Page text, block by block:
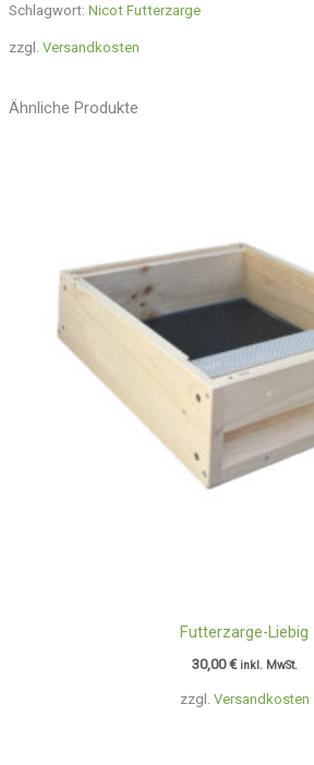
Schlagwort: Nicot Futterzarge
zzgl. Versandkosten
Ähnliche Produkte
zzgl. Versandkosten
Futterzarge-Liebig
30,00€ inkl. MwSt.